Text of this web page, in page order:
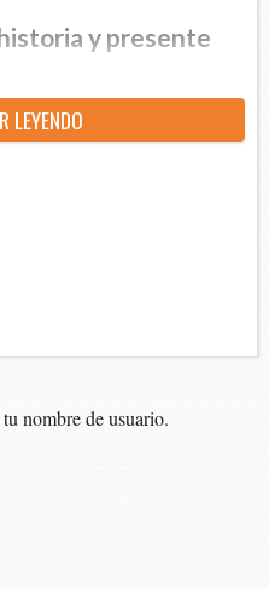
y presente
LEYENDO
nombre de usuario.